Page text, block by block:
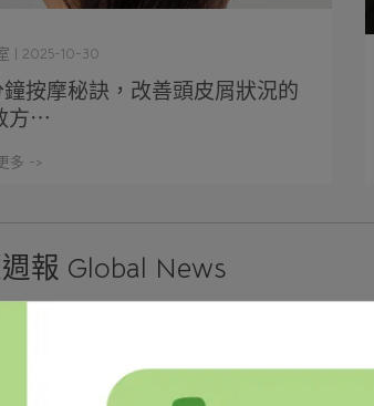
| 2025-10-30
按摩秘訣，改善頭皮屑狀況的
方⋯
多 ->
報 Global News